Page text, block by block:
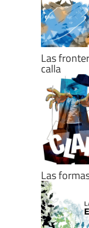
Las
calla
Las